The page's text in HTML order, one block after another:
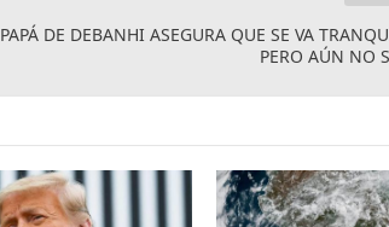
PAPÁ DE DEBANHI ASEGURA QUE SE VA
PERO AÚN NO